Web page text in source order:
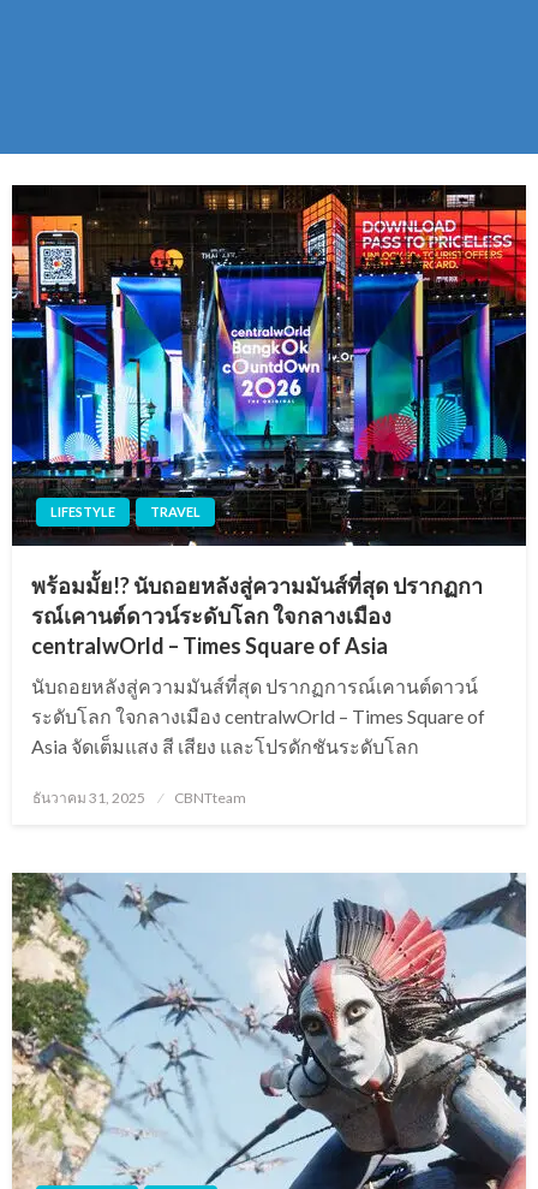
LIFESTYLE TRAVEL
พร้อมมั้ย!? นับถอยหลังสู่ความมันส์ที่สุด ปรากฏกา
รณ์เคานต์ดาวน์ระดับโลก ใจกลางเมือง
centralwOrld – Times Square of Asia
นับถอยหลังสู่ความมันส์ที่สุด ปรากฏการณ์เคานต์ดาวน์
ระดับโลก ใจกลางเมือง centralwOrld – Times Square of
Asia จัดเต็มแสง สี เสียง และโปรดักชันระดับโลก
Posted
ธันวาคม 31, 2025 CBNTteam